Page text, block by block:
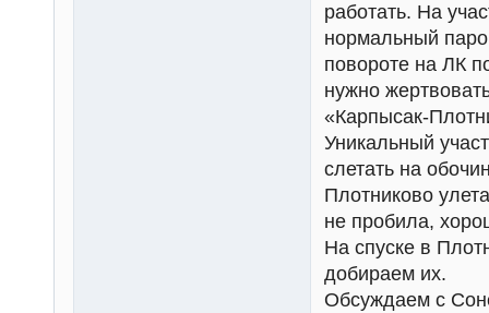
работать. На
нормальный
повороте на ЛК
нужно
«Карпысак-
Уникальный
слетать на
Плотниково
не пробила,
На спуске в
добираем их.
Обсуждаем с